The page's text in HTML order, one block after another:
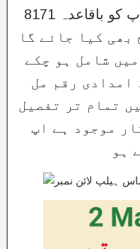
ارام سے ہو جائے گی اور اپ کو باقاعدہ 8171
بھی کیا جائے گا
شامل ہو چکے
امدادی رقم مل
تمام تر تفصیل
موجود ہے اپ
ہو